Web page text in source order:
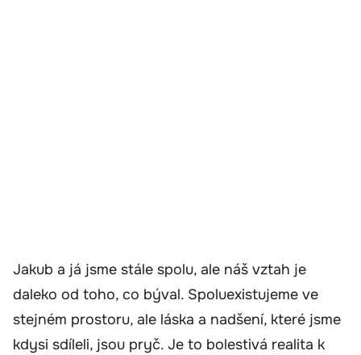
Jakub a já jsme stále spolu, ale náš vztah je
daleko od toho, co býval. Spoluexistujeme ve
stejném prostoru, ale láska a nadšení, které jsme
kdysi sdíleli, jsou pryč. Je to bolestivá realita k